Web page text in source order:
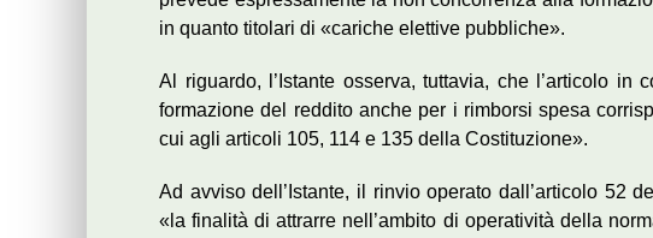
in quanto titolari di «cariche elettive pubbliche».
Al riguardo, l’Istante osserva, tuttavia, che l’articolo in
formazione del reddito anche per i rimborsi spesa
cui agli articoli 105, 114 e 135 della Costituzione».
Ad avviso dell’Istante, il rinvio operato dall’articolo 52
«la finalità di attrarre nell’ambito di operatività della